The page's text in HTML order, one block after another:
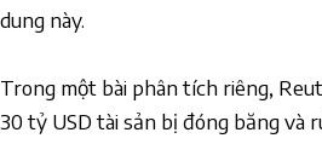
dung này.
Trong một bài phân tích riêng,
30 tỷ USD tài sản bị đóng băng và